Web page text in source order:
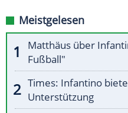
Meistgelesen
Matthäus über
Fußball"
Times: Infantino
Unterstützung